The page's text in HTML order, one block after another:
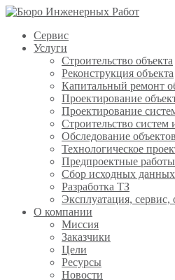
Сервис
Услуги
Строительство объекта
Реконструкция объекта
Капитальный ремонт
Проектирование
Проектирование
Строительство систем
Обследование объектов
Технологическое
Предпроектные работы
Сбор исходных данных
Разработка ТЗ
Эксплуатация,
О компании
Миссия
Заказчики
Цели
Ресурсы
Новости